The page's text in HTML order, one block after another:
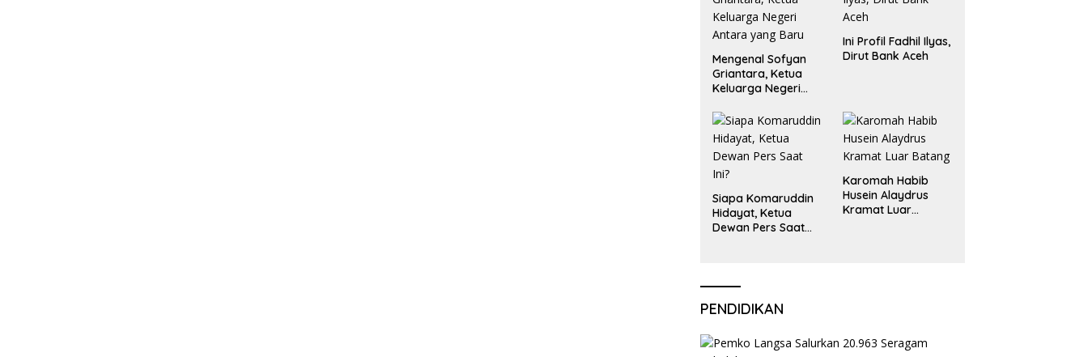
Mengenal Sofyan
Griantara, Ketua
Keluarga Negeri
Ini Profil Fadhil Ilyas,
Dirut Bank Aceh
Siapa Komaruddin
Hidayat, Ketua
Dewan Pers Saat
Karomah Habib
Husein Alaydrus
Kramat Luar
PENDIDIKAN